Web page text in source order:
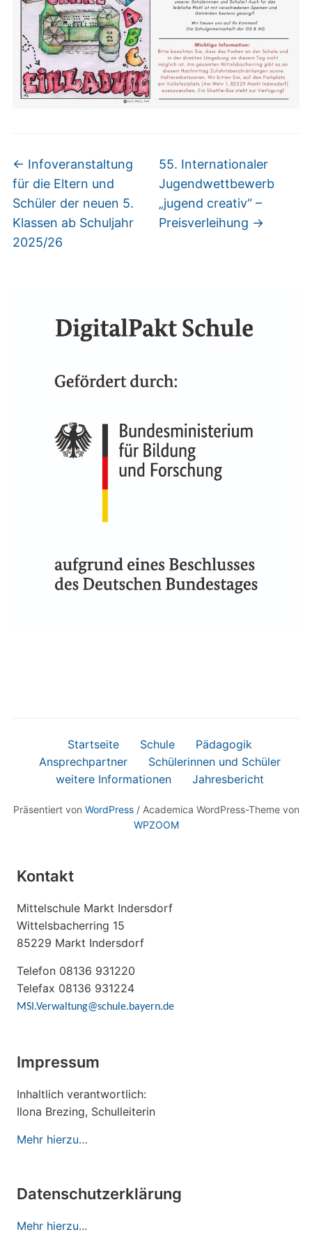
← Infoveranstaltung
für die Eltern und
Schüler der neuen 5.
Klassen ab Schuljahr
2025/26
55. Internationaler
Jugendwettbewerb
„jugend creativ“ –
Preisverleihung →
Startseite Schule
Pädagogik
Ansprechpartner
Schülerinnen und Schüler
weitere Informationen
Jahresbericht
Präsentiert von WordPress/ Academica WordPress-Theme von
WPZOOM
Kontakt
Mittelschule Markt Indersdorf
Wittelsbacherring 15
85229 Markt Indersdorf
Telefon 08136 931220
Telefax 08136 931224
MSI.Verwaltung@schule.bayern.de
Impressum
Inhaltlich verantwortlich:
Ilona Brezing, Schulleiterin
Mehr hierzu…
Datenschutzerklärung
Mehr hierzu...